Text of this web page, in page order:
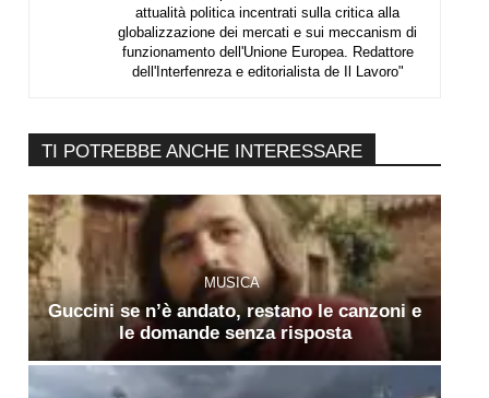
attualità politica incentrati sulla critica alla
globalizzazione dei mercati e sui meccanism di
funzionamento dell'Unione Europea. Redattore
dell'Interfenreza e editorialista de Il Lavoro"
TI POTREBBE ANCHE INTERESSARE
MUSICA
Guccini se n’è andato, restano le canzoni e
le domande senza risposta